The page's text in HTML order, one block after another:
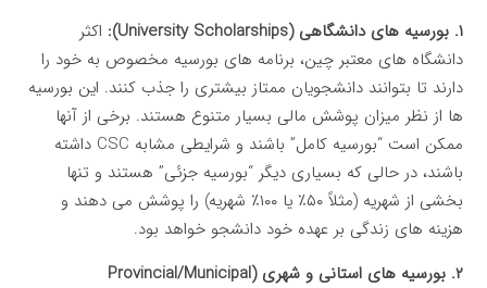
۱. بورسیه های دانشگاهی (University Scholarships):
اکثر
دانشگاه های معتبر چین، برنامه های بورسیه مخصوص به خود را
دارند تا بتوانند دانشجویان ممتاز بیشتری را جذب کنند. این بورسیه
ها از نظر میزان پوشش مالی بسیار متنوع هستند. برخی از آنها
ممکن است “بورسیه کامل” باشند و شرایطی مشابه CSC داشته
باشند، در حالی که بسیاری دیگر “بورسیه جزئی” هستند و تنها
بخشی از شهریه (مثلاً ۵۰٪ یا ۱۰۰٪ شهریه) را پوشش می دهند و
هزینه های زندگی بر عهده خود دانشجو خواهد بود.
۲. بورسیه های استانی و شهری (Provincial/Municipal